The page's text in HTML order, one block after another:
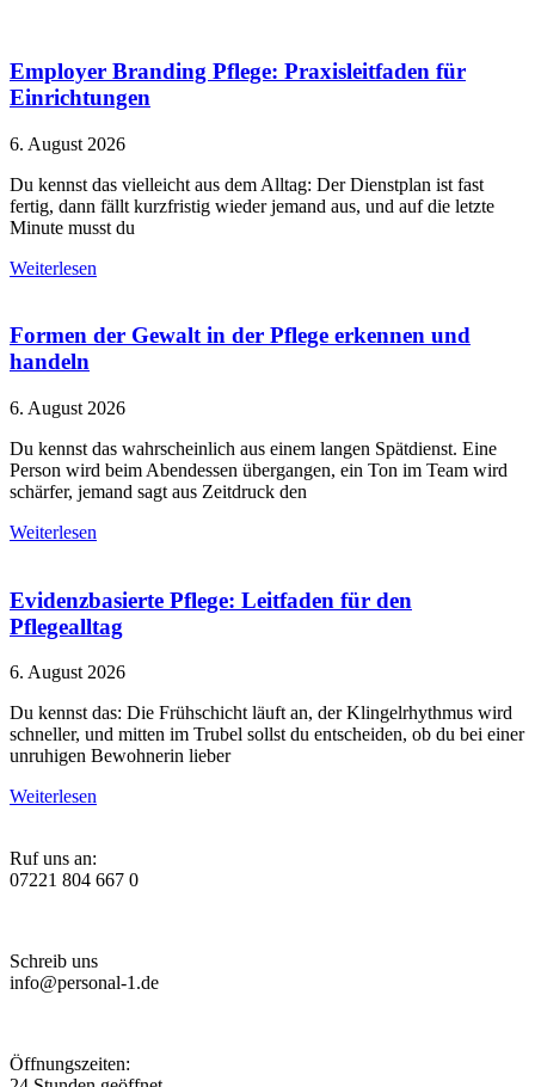
Employer Branding Pflege: Praxisleitfaden für
Einrichtungen
6. August 2026
Du kennst das vielleicht aus dem Alltag: Der Dienstplan ist fast
fertig, dann fällt kurzfristig wieder jemand aus, und auf die letzte
Minute musst du
Weiterlesen
Formen der Gewalt in der Pflege erkennen und
handeln
6. August 2026
Du kennst das wahrscheinlich aus einem langen Spätdienst. Eine
Person wird beim Abendessen übergangen, ein Ton im Team wird
schärfer, jemand sagt aus Zeitdruck den
Weiterlesen
Evidenzbasierte Pflege: Leitfaden für den
Pflegealltag
6. August 2026
Du kennst das: Die Frühschicht läuft an, der Klingelrhythmus wird
schneller, und mitten im Trubel sollst du entscheiden, ob du bei einer
unruhigen Bewohnerin lieber
Weiterlesen
Ruf uns an:
07221 804 667 0
Schreib uns
info@personal-1.de
Öffnungszeiten: